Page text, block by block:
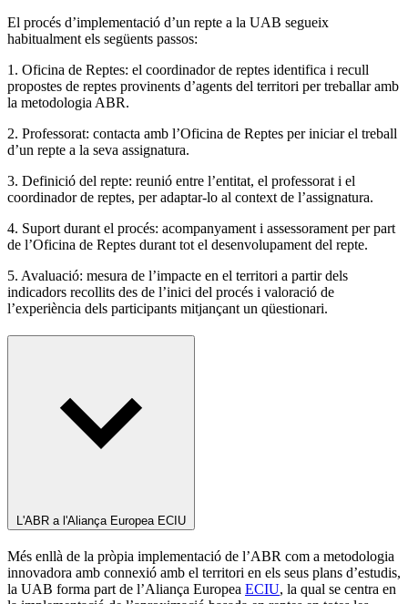
El procés d’implementació d’un repte a la UAB segueix
habitualment els següents passos:
1. Oficina de Reptes: el coordinador de reptes identifica i recull
propostes de reptes provinents d’agents del territori per treballar amb
la metodologia ABR.
2. Professorat: contacta amb l’Oficina de Reptes per iniciar el treball
d’un repte a la seva assignatura.
3. Definició del repte: reunió entre l’entitat, el professorat i el
coordinador de reptes, per adaptar-lo al context de l’assignatura.
4. Suport durant el procés: acompanyament i assessorament per part
de l’Oficina de Reptes durant tot el desenvolupament del repte.
5. Avaluació: mesura de l’impacte en el territori a partir dels
indicadors recollits des de l’inici del procés i valoració de
l’experiència dels participants mitjançant un qüestionari.
L'ABR a l'Aliança Europea ECIU
Més enllà de la pròpia implementació de l’ABR com a metodologia
innovadora amb connexió amb el territori en els seus plans d’estudis,
la UAB forma part de l’Aliança Europea ECIU, la qual se centra en